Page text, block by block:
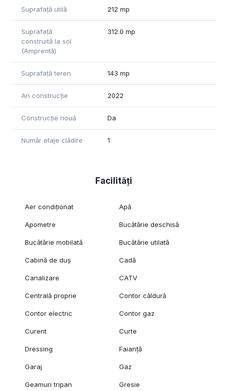
Suprafață utilă 212 mp
Suprafață
construită la sol
(Amprentă)
312.0 mp
Suprafață teren 143 mp
An construcție 2022
Construcție nouă Da
Număr etaje clădire 1
Facilități
Aer condiționat Apă
Apometre Bucătărie deschisă
Bucătărie mobilată Bucătărie utilată
Cabină de duș Cadă
Canalizare CATV
Centrală proprie Contor căldură
Contor electric Contor gaz
Curent Curte
Dressing Faianță
Garaj Gaz
Geamuri tripan Gresie